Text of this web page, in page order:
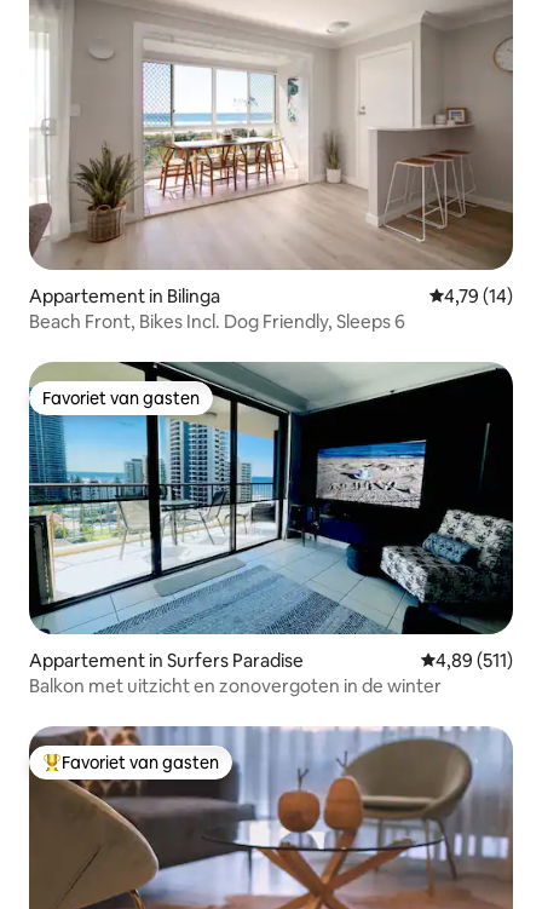
Appartement in Bilinga Gemiddelde
4,79 (14)
Beach Front, Bikes Incl. Dog Friendly, Sleeps 6
Favoriet van gasten
Favoriet van gasten
Appartement in Surfers Paradise Gemiddelde
4,89 (511)
Balkon met uitzicht en zonovergoten in de winter
Topfavoriet van gasten
Favoriet van gasten